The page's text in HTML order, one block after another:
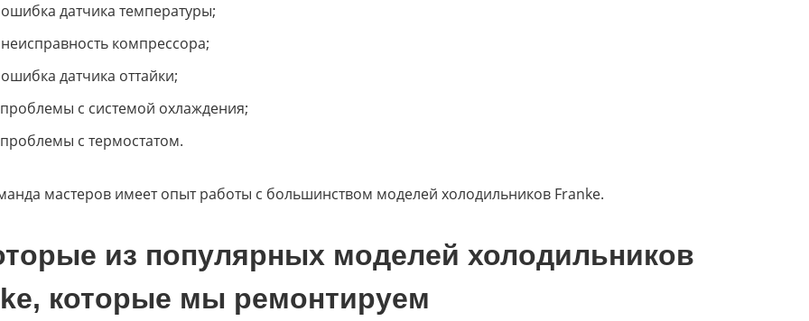
датчика температуры;
компрессора;
датчика оттайки;
проблемы с системой охлаждения;
с термостатом.
мастеров имеет опыт работы с большинством моделей холодильников Franke.
из популярных моделей холодильников
которые мы ремонтируем